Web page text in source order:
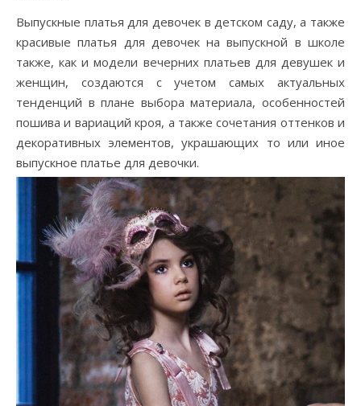
Выпускные платья для девочек в детском саду, а также
красивые платья для девочек на выпускной в школе
также, как и модели вечерних платьев для девушек и
женщин, создаются с учетом самых актуальных
тенденций в плане выбора материала, особенностей
пошива и вариаций кроя, а также сочетания оттенков и
декоративных элементов, украшающих то или иное
выпускное платье для девочки.